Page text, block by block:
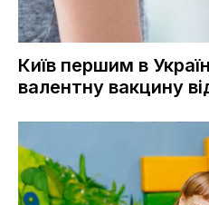
Київ першим в
валентну вакцину